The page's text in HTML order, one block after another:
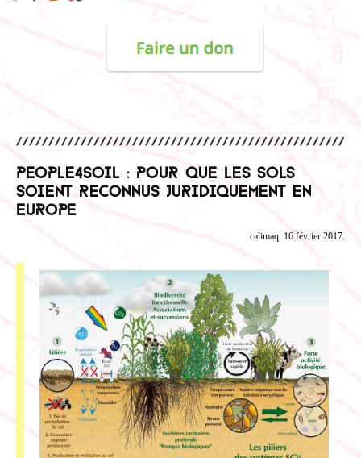
People4soil : pour que les sols
soient reconnus juridiquement en
Europe
calimaq, 16 février 2017.